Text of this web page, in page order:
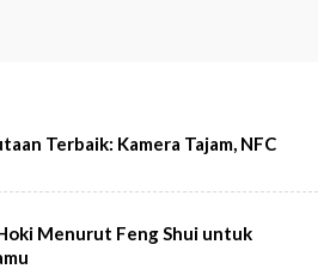
Terbaik: Kamera Tajam, NFC
Menurut Feng Shui untuk